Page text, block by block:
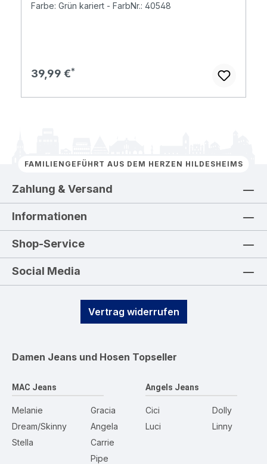
Farbe: Grün kariert - FarbNr.: 40548
Regulärer Preis:
39,99 €
FAMILIENGEFÜHRT AUS DEM HERZEN HILDESHEIMS
Zahlung & Versand
Informationen
Shop-Service
Social Media
Vertrag widerrufen
Damen Jeans und Hosen Topseller
MAC Jeans
Melanie
Dream/Skinny
Stella
Gracia
Angela
Carrie
Pipe
Angels Jeans
Cici
Luci
Dolly
Linny